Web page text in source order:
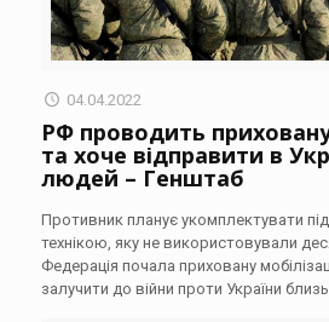
04.04.2022
РФ проводить
та хоче відправити в
людей – Генштаб
Противник планує укомплектувати
технікою, яку не використовували
Федерація почала приховану
залучити до війни проти України